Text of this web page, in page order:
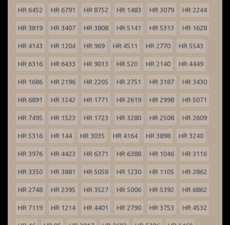
HR 6452 HR 6791 HR 8752 HR 1483 HR 3079 HR 2244
HR 3819 HR 3407 HR 3808 HR 5141 HR 5313 HR 1628
HR 4143 HR 1204 HR 969 HR 4511 HR 2770 HR 5543
HR 6316 HR 6433 HR 9013 HR 520 HR 2140 HR 4449
HR 1686 HR 2196 HR 2205 HR 2751 HR 3187 HR 3430
HR 6891 HR 1242 HR 1771 HR 2619 HR 2998 HR 5071
HR 7495 HR 1523 HR 1723 HR 3280 HR 2508 HR 2609
HR 5316 HR 144 HR 3035 HR 4164 HR 3898 HR 3240
HR 3976 HR 4423 HR 6371 HR 6388 HR 1046 HR 3116
HR 3350 HR 3881 HR 5058 HR 1230 HR 1105 HR 2862
HR 2748 HR 2395 HR 3527 HR 5006 HR 5392 HR 6862
HR 7119 HR 1214 HR 4401 HR 2790 HR 3753 HR 4532